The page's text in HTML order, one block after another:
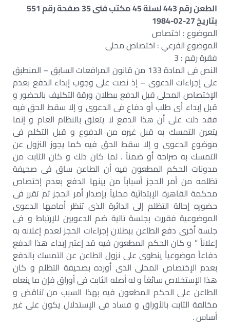
الطعن رقم 443 لسنة 45 مكتب فنى 35 صفحة رقم 551
بتاريخ 27-02-1984
الموضوع : اختصاص
الموضوع الفرعي : اختصاص محلى
فقرة رقم : 3
النص فى المادة 133 من قانون المرافعات السابق – المنطبق
على إجراءات الدعوى – إذ نصت على وجوب إبداء الدفع بعدم
الإختصاص المحلى قبل الدفع ببطلان ورقة التكليف بالحضور و
قبل إبداء أى طلب أو دفاع فى الدعوى و إلا سقط الحق فيه
فقد دلت على أن هذا الدفع لا يتعلق بالنظام العام و إنما
يتعين التمسك به قبل غيره من الدفوع و قبل التكلم فى
موضوع الدعوى و إلا سقط الحق فيه كما يجوز النزول عن
التمسك به صراحة أو ضمناً . لما كان ذلك و كان الثابت من
مدونات الحكم المطعون فيه أن الطاعن ساق فى صحيفة
تظلمه من أمر الحجز أسباباً من بينها الدفع بعدم إختصاص
محكمة القاهرة الإبتدائية محلياً بإصدار أمر الحجز ثم تقرر فى
حضوره إحالة التظلم إلى الدائرة الذى تنظر أمامها الدعوى
الموضوعية فقررت بجلسة تالية ضم الدعويين للإرتباط و فى
جلسة أخرى دفع الطاعن ببطلان إجراءات الحجز لعدم إعلانه به
إعلاناً ” و كان الحكم المطعون فيه قد إعتبر إبداء هذا الدفع
دفاعاً موضوعياً ينطوى على نزول الطاعن عن التمسك بالدفع
بعدم الإختصاص المحلى الذى أورده بصحيفة التظلم و كان
هذا الإستخلاص سائغاً و له أصله الثابت فى أوراق فإن ما ينعاه
الطاعن على الحكم المطعون فيه بهذا السبب من تناقض و
مخالفة الثابت بالأوراق و فساد فى الإستدلال يكون على غير
أساس .